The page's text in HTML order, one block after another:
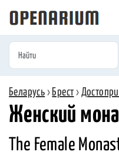
Беларусь › Брест›
Женский
The Female